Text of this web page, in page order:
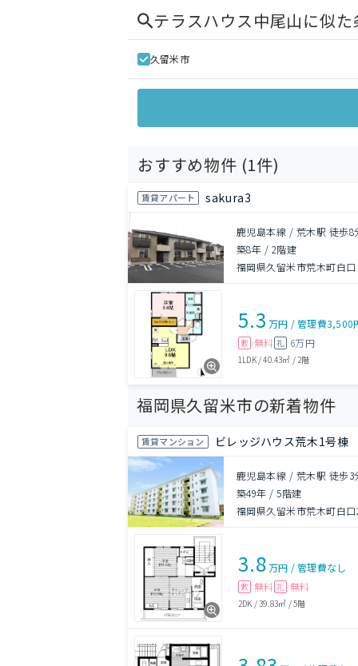
テラスハウス中尾山に似
久留米市
おすすめ物件 (1件)
賃貸アパート sakura3
鹿児島本線 / 荒木駅 徒歩8
築8年 / 2階建
福岡県久留米市荒木町白口
5.3 万円 /管理費3,500
敷 無料 礼 6万円
1LDK/40.43㎡ / 2階
福岡県久留米市の新着物件
賃貸マンション ビレッジハウス荒木1号棟
鹿児島本線 / 荒木駅 徒歩3
築49年 /5階建
福岡県久留米市荒木町白口
3.8万円 /管理費なし
敷 無料 礼 無料
2DK /39.83㎡ /5階